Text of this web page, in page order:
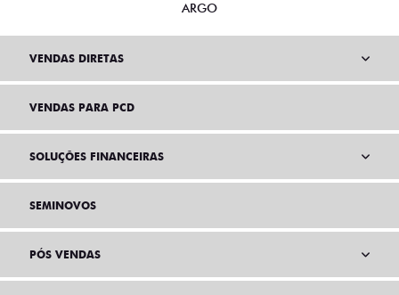
ARGO
VENDAS DIRETAS
VENDAS PARA PCD
SOLUÇÕES FINANCEIRAS
SEMINOVOS
PÓS VENDAS